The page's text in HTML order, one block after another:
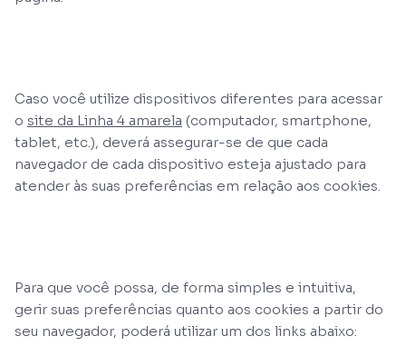
Caso você utilize dispositivos diferentes para acessar
o site da Linha 4 amarela (computador, smartphone,
tablet, etc.), deverá assegurar-se de que cada
navegador de cada dispositivo esteja ajustado para
atender às suas preferências em relação aos cookies.
Para que você possa, de forma simples e intuitiva,
gerir suas preferências quanto aos cookies a partir do
seu navegador, poderá utilizar um dos links abaixo: